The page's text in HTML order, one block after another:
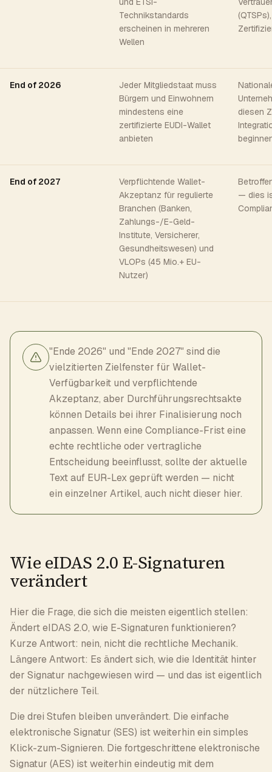
Technikstandards
erscheinen in mehreren
Wellen
(QTSPs),
End of 2026
Jeder Mitgliedstaat muss
Bürgern und Einwohnern
mindestens eine
zertifizierte EUDI-Wallet
anbieten
diesen
End of 2027
Verpflichtende Wallet-
Akzeptanz für regulierte
Branchen (Banken,
Zahlungs-/E-Geld-
Institute, Versicherer,
Gesundheitswesen) und
VLOPs (45 Mio.+ EU-
Nutzer)
— dies
"Ende 2026" und "Ende 2027" sind die
vielzitierten Zielfenster für Wallet-
Verfügbarkeit und verpflichtende
Akzeptanz, aber Durchführungsrechtsakte
können Details bei ihrer Finalisierung noch
anpassen. Wenn eine Compliance-Frist eine
echte rechtliche oder vertragliche
Entscheidung beeinflusst, sollte der aktuelle
Text auf EUR-Lex geprüft werden — nicht
ein einzelner Artikel, auch nicht dieser hier.
Wie eIDAS 2.0 E-Signaturen
verändert
Hier die Frage, die sich die meisten eigentlich stellen:
Ändert eIDAS 2.0, wie E-Signaturen funktionieren?
Kurze Antwort: nein, nicht die rechtliche Mechanik.
Längere Antwort: Es ändert sich, wie die Identität hinter
der Signatur nachgewiesen wird — und das ist eigentlich
der nützlichere Teil.
Die drei Stufen bleiben unverändert. Die einfache
elektronische Signatur (SES) ist weiterhin ein simples
Klick-zum-Signieren. Die fortgeschrittene elektronische
Signatur (AES) ist weiterhin eindeutig mit dem